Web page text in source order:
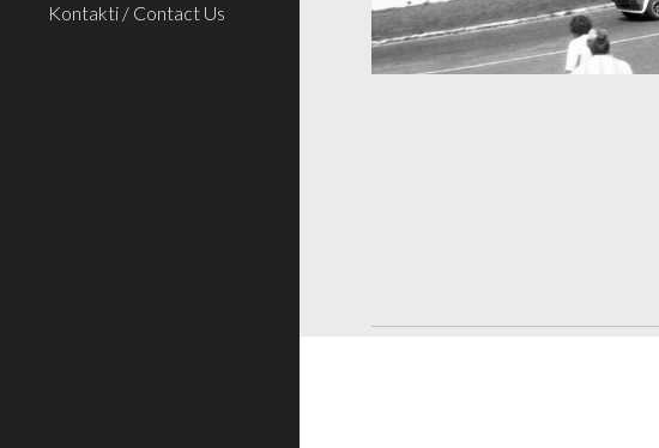
Kontakti / Contact Us